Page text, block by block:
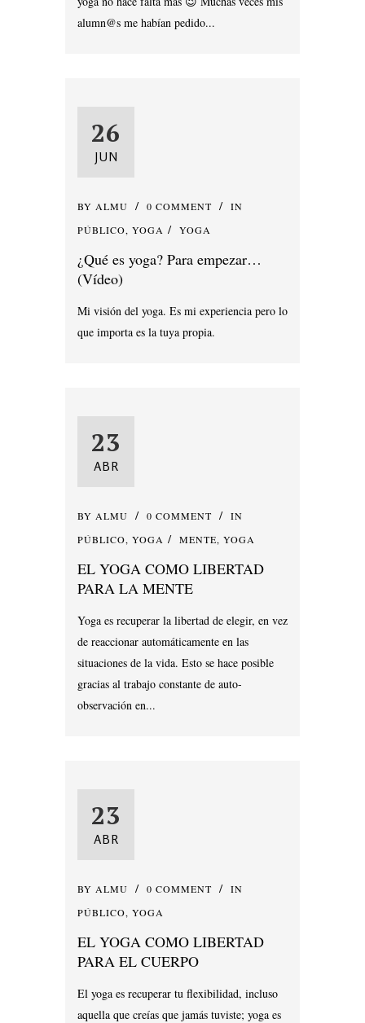
alumn@s me habían pedido...
26
JUN
BY ALMU 0 COMMENT
IN
PÚBLICO, YOGA YOGA
¿Qué es yoga? Para empezar…
(Vídeo)
Mi visión del yoga. Es mi experiencia pero lo
que importa es la tuya propia.
23
ABR
BY ALMU 0 COMMENT
IN
PÚBLICO, YOGA MENTE, YOGA
EL YOGA COMO LIBERTAD
PARA LA MENTE
Yoga es recuperar la libertad de elegir, en vez
de reaccionar automáticamente en las
situaciones de la vida. Esto se hace posible
gracias al trabajo constante de auto-
observación en...
23
ABR
BY ALMU 0 COMMENT
IN
PÚBLICO, YOGA
EL YOGA COMO LIBERTAD
PARA EL CUERPO
El yoga es recuperar tu flexibilidad, incluso
aquella que creías que jamás tuviste; yoga es